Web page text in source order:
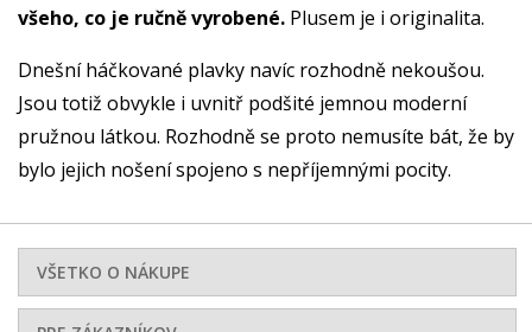
všeho, co je ručně vyrobené. Plusem je i originalita.
Dnešní háčkované plavky navíc rozhodně nekoušou.
Jsou totiž obvykle i uvnitř podšité jemnou moderní
pružnou látkou. Rozhodně se proto nemusíte bát, že by
bylo jejich nošení spojeno s nepříjemnými pocity.
VŠETKO O NÁKUPE